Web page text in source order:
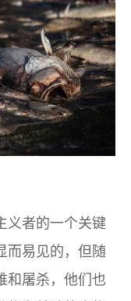
义者的一个关键
而易见的，但随
和屠杀，他们也